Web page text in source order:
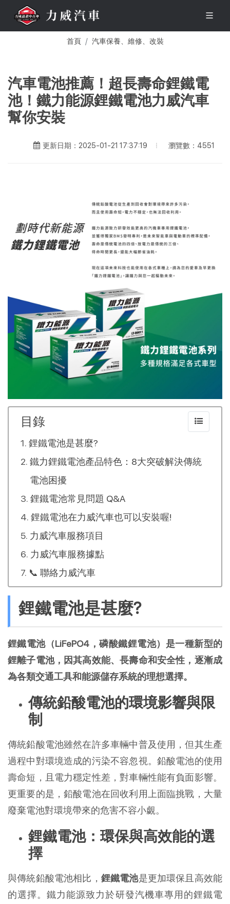
首頁 汽車保養、維修、改裝
汽車電池推薦！超長壽命鋰鐵電
池！鐵力能源鋰鐵電池力威汽車
幫你安裝
更新日期：2025-01-21 17:37:19 瀏覽數：4551
目錄
鋰鐵電池是甚麼?
鐵力鋰鐵電池產品特色：8大突破解決傳統
電池困擾
鋰鐵電池常見問題 Q&A
鋰鐵電池在力威汽車也可以安裝喔!
力威汽車服務項目
力威汽車服務據點
📞 聯絡力威汽車
鋰鐵電池是甚麼?
鋰鐵電池（LiFePO4，磷酸鐵鋰電池）是一種新型的
鋰離子電池，因其高效能、長壽命和安全性，逐漸成
為各類交通工具和能源儲存系統的理想選擇。
傳統鉛酸電池的環境影響與限
制
傳統鉛酸電池雖然在許多車輛中普及使用，但其生產
過程中對環境造成的污染不容忽視。鉛酸電池的使用
壽命短，且電力穩定性差，對車輛性能有負面影響。
更重要的是，鉛酸電池在回收利用上面臨挑戰，大量
廢棄電池對環境帶來的危害不容小覷。
鋰鐵電池：環保與高效能的選
擇
與傳統鉛酸電池相比， 鋰鐵電池是更加環保且高效能
的選擇。鐵力能源致力於研發汽機車專用的鋰鐵電